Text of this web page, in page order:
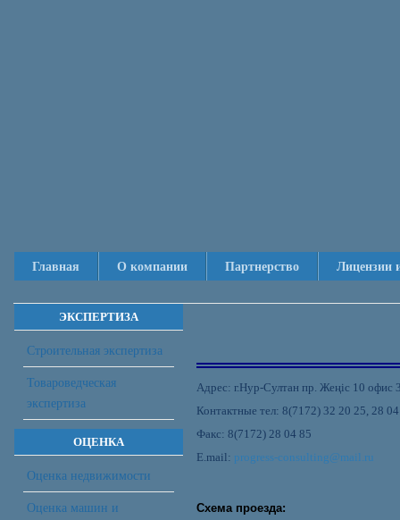
Главная О компании Партнерство Лицензии
Адрес: г.Нур-Султан пр.Жеңіс 10 офис
Контактные тел: 8(7172) 32 20 25, 28
Факс: 8(7172) 28 04 85
E.mail: progress-consulting@mail.ru
Схема проезда:
ЭКСПЕРТИЗА
Строительная экспертиза
Товароведческая
экспертиза
ОЦЕНКА
Оценка недвижимости
Оценка машин и